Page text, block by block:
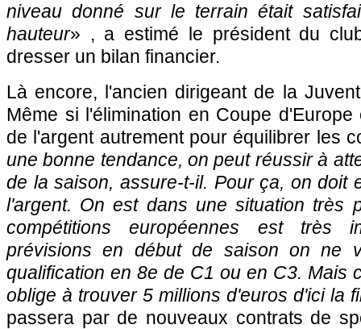
niveau donné sur le terrain était
hauteur» , a estimé le président du
dresser un bilan financier.
Là encore, l'ancien dirigeant de la
Même si l'élimination en Coupe
de l'argent autrement pour équilibrer les
une bonne tendance, on peut réussir à
de la saison, assure-t-il. Pour ça, on doit
l'argent. On est dans une situation très
compétitions européennes est très
prévisions en début de saison on ne
qualification en 8e de C1 ou en C3. Mais
oblige à trouver 5 millions d'euros d'ici la
passera par de nouveaux contrats de